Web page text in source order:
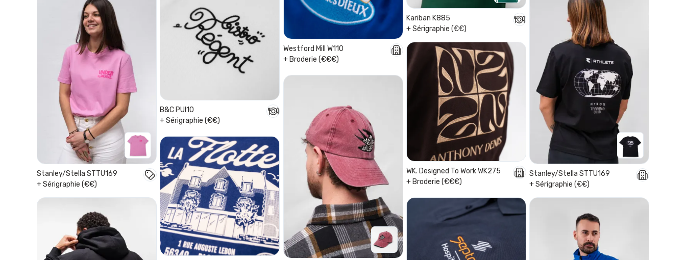
Kariban K885
+ Sérigraphie (€€)
Westford Mill W110
+ Broderie (€€€)
Stanley/Stella STTU169
+ Sérigraphie (€€)
B&C PUI10
+ Sérigraphie (€€)
Stanley/Stella STTU169
+ Sérigraphie (€€)
WK. Designed To Work WK275
+ Broderie (€€€)